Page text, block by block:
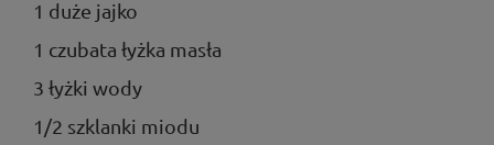
1 duże jajko
1 czubata łyżka masła
3 łyżki wody
1/2 szklanki miodu